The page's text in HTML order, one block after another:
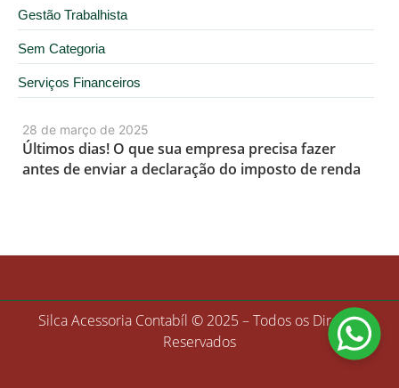
28 de março de 2025
Últimos dias! O que sua empresa precisa fazer
antes de enviar a declaração do imposto de renda
Gestão Trabalhista
Sem Categoria
Serviços Financeiros
Silca Acessoria Contabíl © 2025 – Todos os Direitos
Reservados